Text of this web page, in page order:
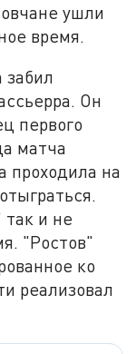
ушли
время.
забил
Он
первого
матча
проходила на
и не
"Ростов"
ко
реализовал